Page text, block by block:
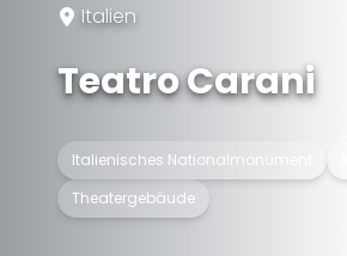
Italien
Teatro Carani
Italienisches Nationalmonument
Theatergebäude